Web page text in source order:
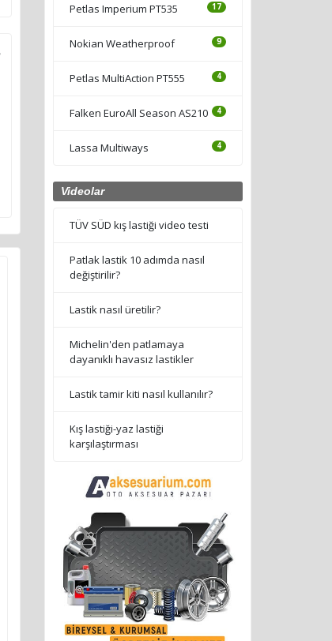
Petlas Imperium PT535 17
Nokian Weatherproof 9
Petlas MultiAction PT555 4
Falken EuroAll Season AS210 4
Lassa Multiways 4
Videolar
TÜV SÜD kış lastiği video testi
Patlak lastik 10 adımda nasıl
değiştirilir?
Lastik nasıl üretilir?
Michelin'den patlamaya
dayanıklı havasız lastikler
Lastik tamir kiti nasıl kullanılır?
Kış lastiği-yaz lastiği
karşılaştırması